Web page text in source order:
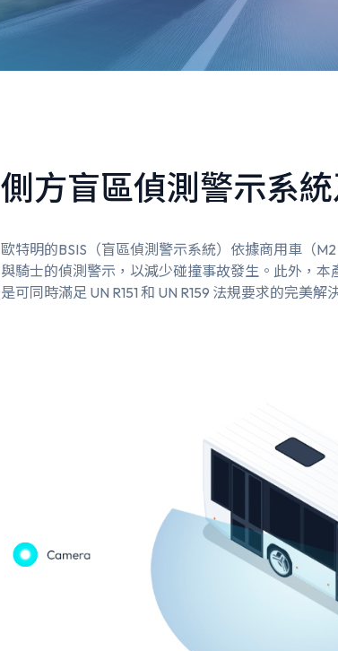
側方盲區偵測警示系
歐特明的BSIS（盲區偵測警示系統）依據商用車（
與騎士的偵測警示，以減少碰撞事故發生。此外，
是可同時滿足 UN R151 和 UN R159 法規要求的完美解